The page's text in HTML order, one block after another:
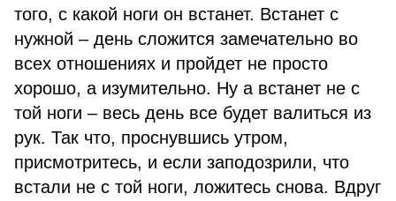
того, с какой ноги он встанет. Встанет с
нужной – день сложится замечательно во
всех отношениях и пройдет не просто
хорошо, а изумительно. Ну а встанет не с
той ноги – весь день все будет валиться из
рук. Так что, проснувшись утром,
присмотритесь, и если заподозрили, что
встали не с той ноги, ложитесь снова. Вдруг